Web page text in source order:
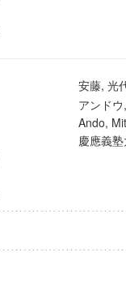
安藤,
アンド
Ando,
慶應義